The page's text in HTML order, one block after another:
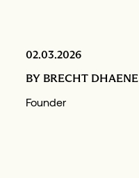
02.03.2026
BY BRECHT DHAENE
Founder